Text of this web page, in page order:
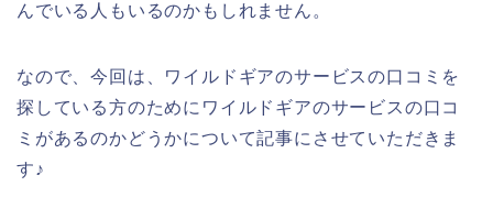
んでいる人もいるのかもしれません。
なので、今回は、ワイルドギアのサービスの口コミを
探している方のためにワイルドギアのサービスの口コ
ミがあるのかどうかについて記事にさせていただきま
す♪